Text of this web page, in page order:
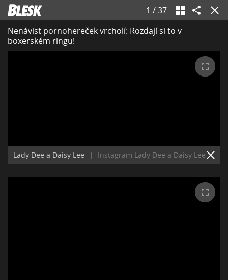
1 /37
Nenávist pornohereček vrcholí: Rozdají si to v
boxerském ringu!
Lady Dee a Daisy Lee | Instagram Lady Dee a Daisy Lee